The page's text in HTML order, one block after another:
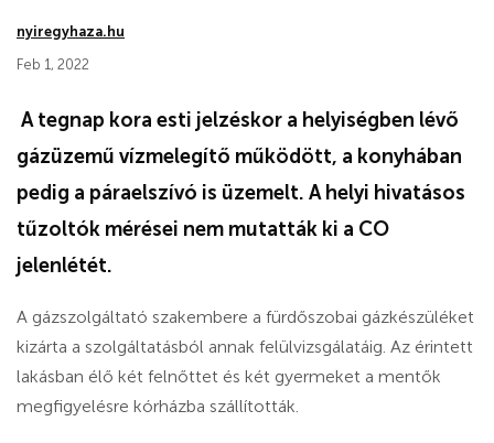
nyiregyhaza.hu
Feb 1, 2022
A tegnap kora esti jelzéskor a helyiségben lévő
gázüzemű vízmelegítő működött, a konyhában
pedig a páraelszívó is üzemelt. A helyi hivatásos
tűzoltók mérései nem mutatták ki a CO
jelenlétét.
A gázszolgáltató szakembere a fürdőszobai gázkészüléket
kizárta a szolgáltatásból annak felülvizsgálatáig. Az érintett
lakásban élő két felnőttet és két gyermeket a mentők
megfigyelésre kórházba szállították.